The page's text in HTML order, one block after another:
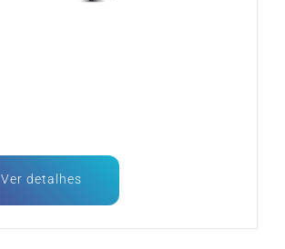
Ver detalhes